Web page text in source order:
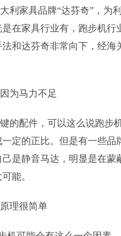
利家具品牌“达芬奇”，为
在家具行业有，跑步机
和达芬奇非常向下，经
为马力不足
的配件，可以这么说跑步
定的正比。但是有一些
是静音马达，明显是在
能。
理很简单